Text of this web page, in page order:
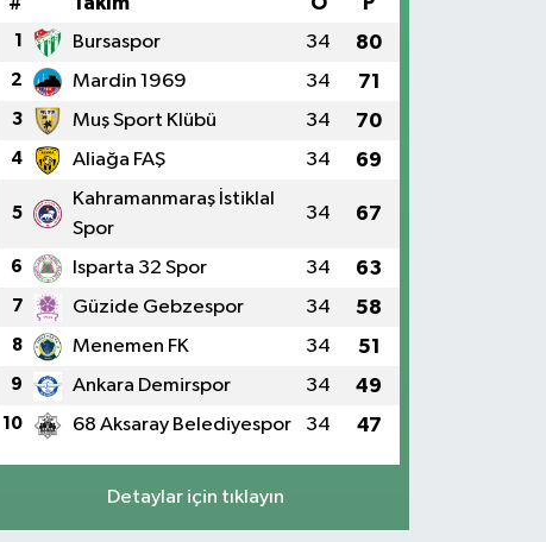
1 Bursaspor 34 80
2 Mardin 1969 34 71
3 Muş Sport Klübü 34 70
4 Aliağa FAŞ 34 69
5
Kahramanmaraş İstiklal
Spor
34 67
6 Isparta 32 Spor 34 63
7 Güzide Gebzespor 34 58
8 Menemen FK 34 51
9 Ankara Demirspor 34 49
10 68 Aksaray Belediyespor 34 47
Detaylar için tıklayın